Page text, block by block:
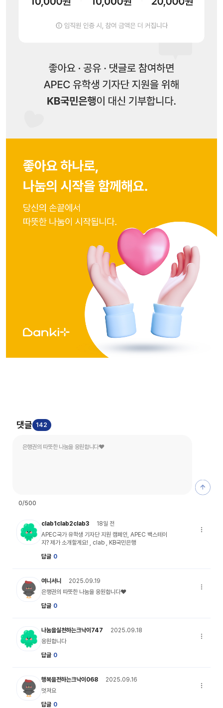
댓글 142
0/500
은행권
undefined 캐릭터 이미지
clab1clab2clab3
18일 전
APEC국가 유학생 기자단 지원 캠페인, APEC 백스테이
지? 제가 소개할게요! , clab , KB국민은행
답글 0
APEC국
my_profile_03 캐릭터 이미지
여니서니
2025.09.19
은행권의 따뜻한 나눔을 응원합니다♥
답글 0
은행권
undefined 캐릭터 이미지
나눔을실천하는크낙이747
2025.09.18
응원합니다
답글 0
응원합니
my_profile_03 캐릭터 이미지
행복을전하는크낙이068
2025.09.16
멋져요
답글 0
멋져요